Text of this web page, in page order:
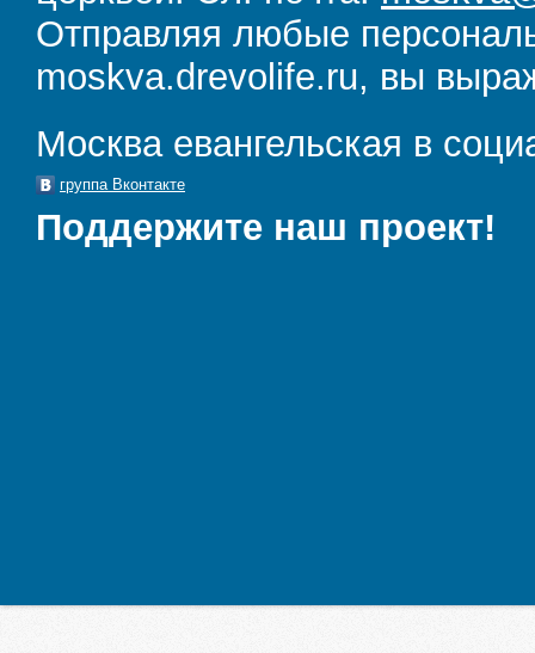
Отправляя любые
moskva.drevolife.ru, вы
Москва евангельская в
группа Вконтакте
Поддержите наш проект!